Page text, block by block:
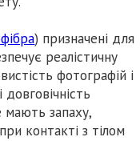
) призначені для
реалістичну
фотографій і
довговічність
мають запаху,
контакті з тілом